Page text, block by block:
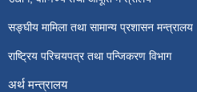
सङ्घीय मामिला तथा सामान्य प्रशासन मन्त्रालय
राष्ट्रिय परिचयपत्र तथा पन्जिकरण विभाग
अर्थ मन्त्रालय